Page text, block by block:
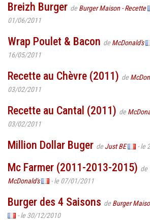
Breizh Burger de Burger Maison - Recette
01/06/2011
Wrap Poulet & Bacon de McDonald's
16/05/2011
Recette au Chèvre (2011) de
03/02/2011
Recette au Cantal (2011) de
03/02/2011
Million Dollar Buger de Just BE - le
Mc Farmer (2011-2013-2015) de
McDonald's
- le 07/01/2011
Burger des 4 Saisons de Burger
- le 30/12/2010